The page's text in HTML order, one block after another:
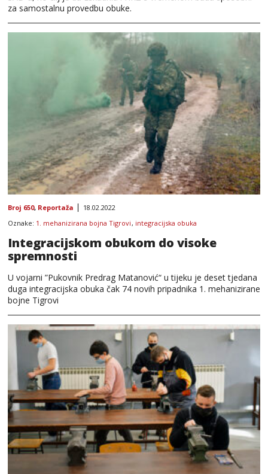
za samostalnu provedbu obuke.
Broj 650, Reportaža
18.02.2022
Oznake: 1. mehanizirana bojna Tigrovi , integracijska obuka
Integracijskom obukom do visoke
spremnosti
U vojarni ”Pukovnik Predrag Matanović“ u tijeku je deset tjedana
duga integracijska obuka čak 74 novih pripadnika 1. mehanizirane
bojne Tigrovi